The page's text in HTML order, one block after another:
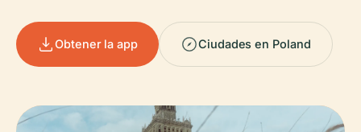
Obtener la app Ciudades en Poland